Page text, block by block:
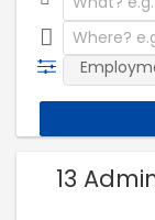
13